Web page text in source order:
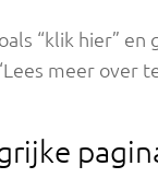
“klik hier”
meer over